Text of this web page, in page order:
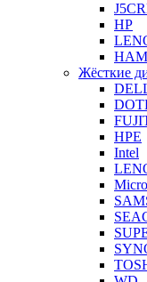
HP
Жёсткие
HPE
Intel